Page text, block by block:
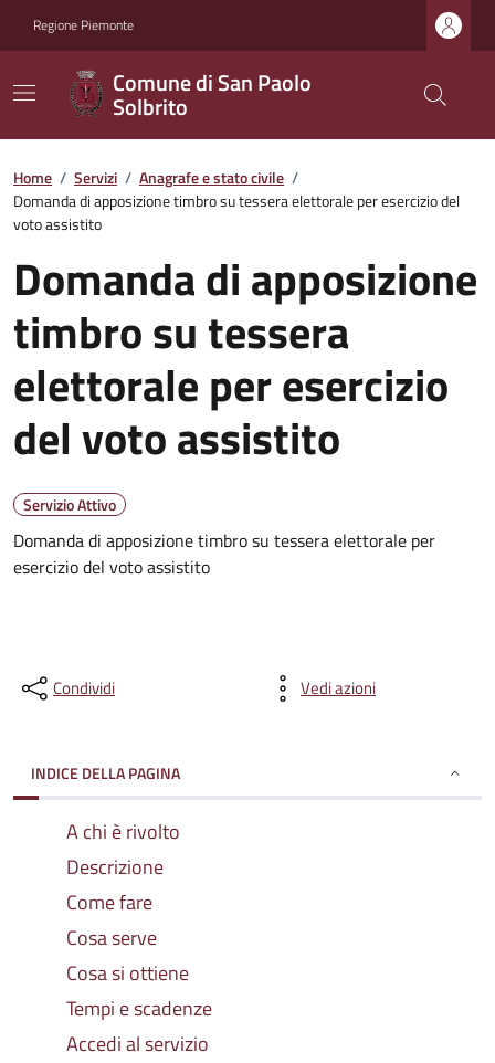
Regione Piemonte
Comune di San Paolo
Solbrito
Home / Servizi / Anagrafe e stato civile /
Domanda di apposizione timbro su tessera elettorale per esercizio del
voto assistito
Domanda di apposizione
timbro su tessera
elettorale per esercizio
del voto assistito
Servizio Attivo
Domanda di apposizione timbro su tessera elettorale per
esercizio del voto assistito
Condividi Vedi azioni
INDICE DELLA PAGINA
A chi è rivolto
Descrizione
Come fare
Cosa serve
Cosa si ottiene
Tempi e scadenze
Accedi al servizio